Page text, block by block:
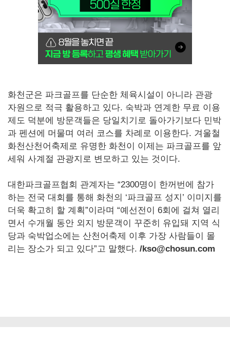
화천군은 파크골프를 단순한 체육시설이 아니라 관광
자원으로 적극 활용하고 있다. 숙박과 연계한 무료 이용
제도 덕분에 방문객들은 당일치기로 돌아가기보다 민박
과 펜션에 머물며 여러 코스를 차례로 이용한다. 겨울철
화천산천어축제로 유명한 화천이 이제는 파크골프를 앞
세워 사계절 관광지로 변모하고 있는 것이다.
대한파크골프협회 관계자는 “2300명이 한꺼번에 참가
하는 전국 대회를 통해 화천의 ‘파크골프 성지’ 이미지를
더욱 확고히 할 계획”이라며 “예선전이 6회에 걸쳐 열리
면서 수개월 동안 외지 방문객이 꾸준히 유입돼 지역 식
당과 숙박업소에는 산천어축제 이후 가장 사람들이 몰
리는 장소가 되고 있다”고 말했다. /kso@chosun.com